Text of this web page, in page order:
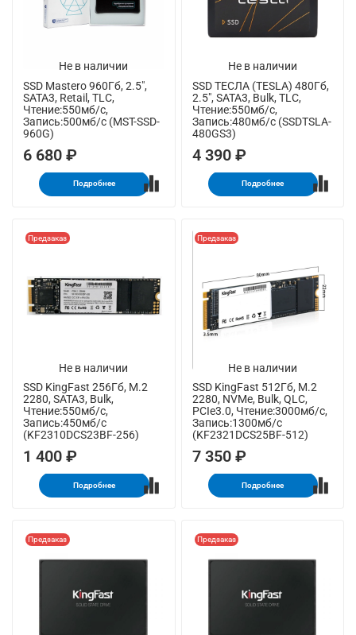
Не в наличии
SSD Mastero 960Гб, 2.5",
SATA3, Retail, TLC,
Чтение:550мб/с,
Запись:500мб/с (MST-SSD-
960G)
6 680 ₽
Подробнее
Не в наличии
SSD ТЕСЛА (TESLA) 480Гб,
2.5", SATA3, Bulk, TLC,
Чтение:550мб/с,
Запись:480мб/с (SSDTSLA-
480GS3)
4 390 ₽
Подробнее
Не в наличии
Предзаказ
SSD KingFast 256Гб, M.2
2280, SATA3, Bulk,
Чтение:550мб/с,
Запись:450мб/с
(KF2310DCS23BF-256)
1 400 ₽
Подробнее
Не в наличии
Предзаказ
SSD KingFast 512Гб, M.2
2280, NVMe, Bulk, QLC,
PCIe3.0, Чтение:3000мб/с,
Запись:1300мб/с
(KF2321DCS25BF-512)
7 350 ₽
Подробнее
Предзаказ Предзаказ